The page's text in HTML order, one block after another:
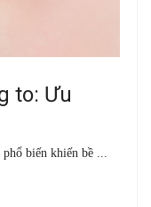
to: Ưu
biến khiến bề ...